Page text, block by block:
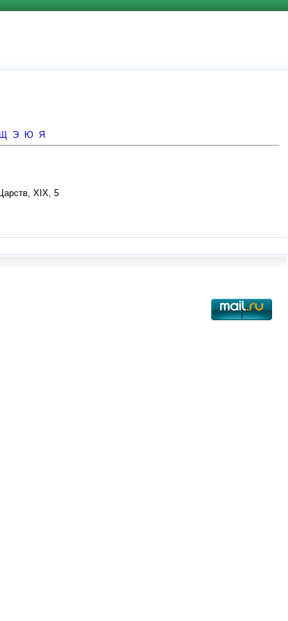
Щ Э Ю Я
XIX, 5